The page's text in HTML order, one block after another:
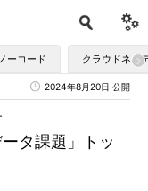
ーコード クラウドネイ
2024年8月20日 公開
タ課題」トッ